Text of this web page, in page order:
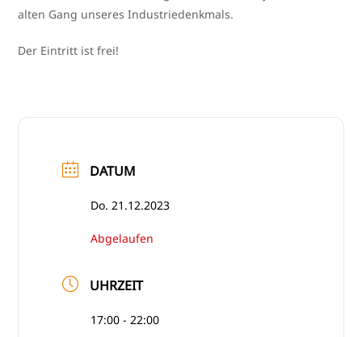
alten Gang unse­res Industriedenkmals.
Der Eintritt ist frei!
DATUM
Do. 21.12.2023
Abgelaufen
UHRZEIT
17:00 - 22:00